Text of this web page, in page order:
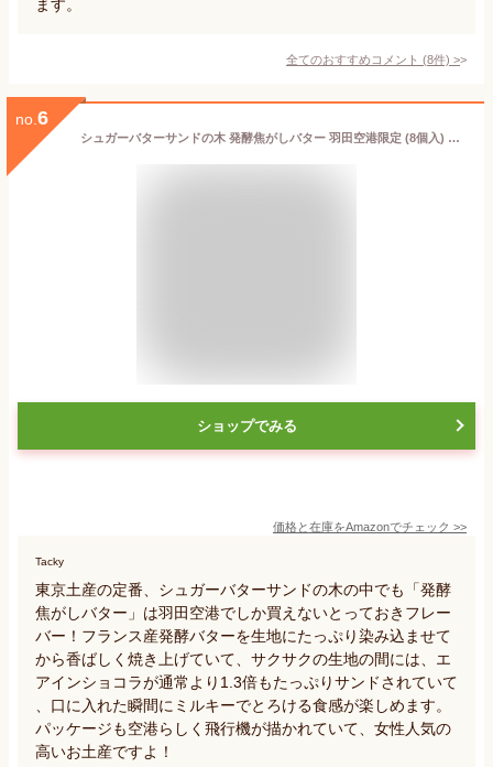
ます。
全てのおすすめコメント (8件) >
no. 6
シュガーバターサンドの木 発酵焦がしバター 羽田空港限定 (8個入) 母の日 父の日 ギフト
ショップでみる
価格と在庫をAmazonでチェック >>
Tacky
東京土産の定番、シュガーバターサンドの木の中でも「発酵
焦がしバター」は羽田空港でしか買えないとっておきフレー
バー！フランス産発酵バターを生地にたっぷり染み込ませて
から香ばしく焼き上げていて、サクサクの生地の間には、エ
アインショコラが通常より1.3倍もたっぷりサンドされていて
、口に入れた瞬間にミルキーでとろける食感が楽しめます。
パッケージも空港らしく飛行機が描かれていて、女性人気の
高いお土産ですよ！